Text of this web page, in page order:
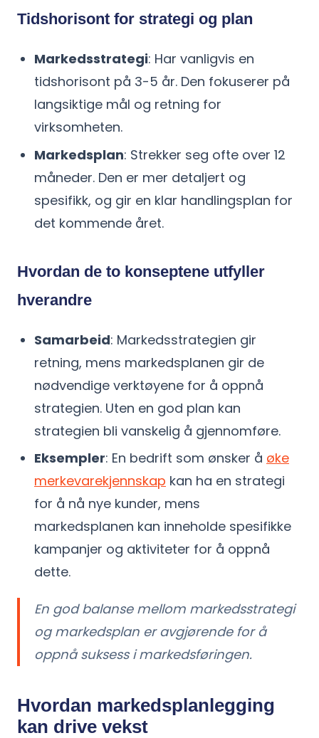
Tidshorisont for strategi og plan
Markedsstrategi: Har vanligvis en
tidshorisont på 3-5 år. Den fokuserer på
langsiktige mål og retning for
virksomheten.
Markedsplan: Strekker seg ofte over 12
måneder. Den er mer detaljert og
spesifikk, og gir en klar handlingsplan for
det kommende året.
Hvordan de to konseptene utfyller
hverandre
Samarbeid: Markedsstrategien gir
retning, mens markedsplanen gir de
nødvendige verktøyene for å oppnå
strategien. Uten en god plan kan
strategien bli vanskelig å gjennomføre.
Eksempler: En bedrift som ønsker å øke
merkevarekjennskap kan ha en strategi
for å nå nye kunder, mens
markedsplanen kan inneholde spesifikke
kampanjer og aktiviteter for å oppnå
dette.
En god balanse mellom markedsstrategi
og markedsplan er avgjørende for å
oppnå suksess i markedsføringen.
Hvordan markedsplanlegging
kan drive vekst